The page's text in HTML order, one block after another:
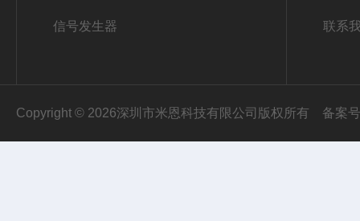
信号发生器 联系
Copyright © 2026深圳市米恩科技有限公司版权所有 备案